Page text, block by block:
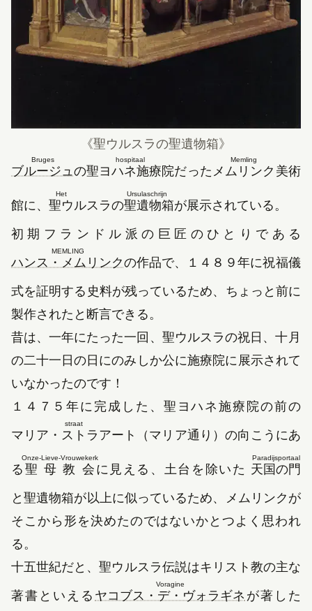
《聖ウルスラの聖遺物箱》
ブルージュ
Bruges
の聖ヨハネ施療院
hospitaal
だった メムリンク
Memling
美術
館に、 聖ウルスラの聖遺物箱
Het Ursulaschrijn
が展示されている。
初期フランドル派の巨匠のひとりである
ハンス・メムリンク
MEMLING （新しいタブで開きます）
の作品で、 １４８９年に祝福儀
式を証明する史料が残っているため、ちょっと前に
製作されたと断言できる。
昔は、一年にたった一回、聖ウルスラの祝日、 十月
の二十一日の日にのみしか公に施療院に展示されて
いなかったのです！
１４７５年に完成した、聖ヨハネ施療院の前の
マリア・ストラアート
straat
（マリア通り）の向こうにあ
る聖母教会
Onze-Lieve-Vrouwekerk
に見える、土台を除いた 天国の門
Paradijsportaal
と聖遺物箱が以上に似っているため、メムリンクが
そこから形を決めたのではないかとつよく思われ
る。
十五世紀だと、聖ウルスラ伝説はキリスト教の主な
著書といえる ヤコブス・デ・ヴォラギネ
Voragine （新しい
が著した